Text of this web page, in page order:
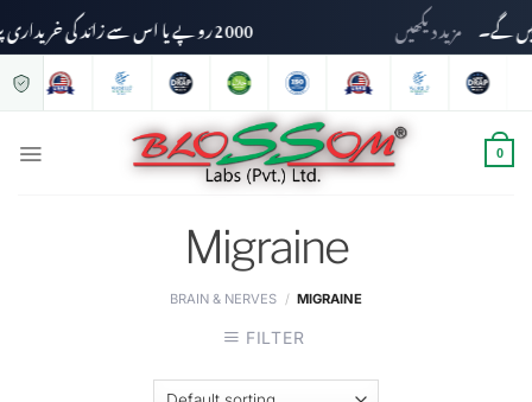
2000 روپے یا اس سے زائد کی خریداری پر ڈیلیوری چارجز وصول نہیں کیے جائیں گے۔ مزید دیکھیں
0
Migraine
BRAIN & NERVES / MIGRAINE
FILTER